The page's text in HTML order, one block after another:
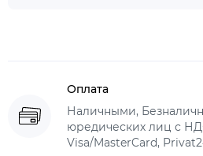
Оплата
Наличными,
юредических лиц с
Visa/MasterCard,